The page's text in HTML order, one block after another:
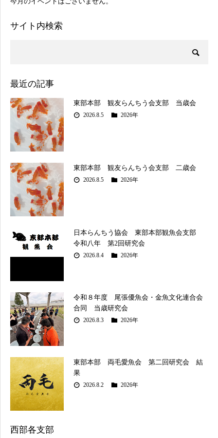
サイト内検索
最近の記事
東部本部 観友らんちう会支部 当歳会
2026.8.5 2026年
東部本部 観友らんちう会支部 二歳会
2026.8.5 2026年
日本らんちう協会 東部本部観魚会支部
令和八年 第2回研究会
2026.8.4 2026年
令和８年度 尾張優魚会・金魚文化連合会
合同 当歳研究会
2026.8.3 2026年
東部本部 両毛愛魚会 第二回研究会 結
果
2026.8.2 2026年
西部各支部